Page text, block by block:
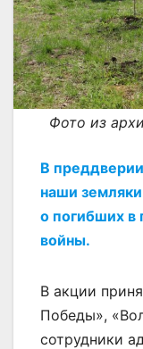
Фото из
В
наши
о погибших в
войны.
В акции
Победы»,
сотрудники